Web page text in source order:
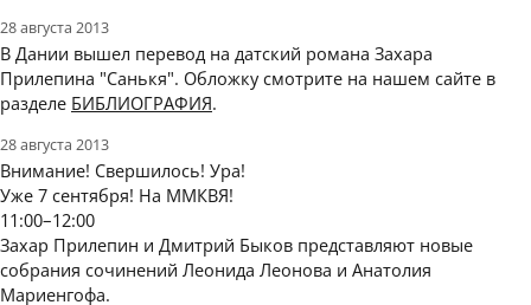
28 августа 2013
В Дании вышел перевод на датский романа Захара
Прилепина "Санькя". Обложку смотрите на нашем сайте в
разделе БИБЛИОГРАФИЯ.
28 августа 2013
Внимание! Свершилось! Ура!
Уже 7 сентября! На ММКВЯ!
11:00–12:00
Захар Прилепин и Дмитрий Быков представляют новые
собрания сочинений Леонида Леонова и Анатолия
Мариенгофа.